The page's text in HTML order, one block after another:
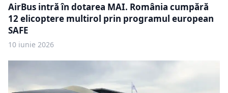
AirBus intră în dotarea MAI. România cumpără
12 elicoptere multirol prin programul european
SAFE
10 iunie 2026